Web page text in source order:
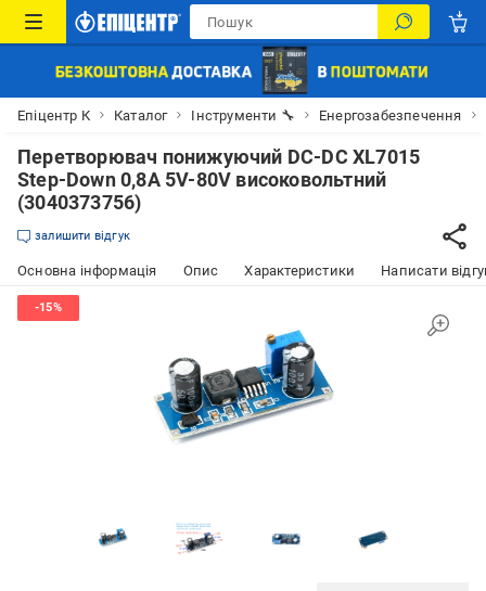
Епіцентр К Каталог Інструменти 🔧 Енергозабезпечення
Перетворювач понижуючий DC-DC XL7015
Step-Down 0,8A 5V-80V високовольтний
(3040373756)
залишити відгук
Основна інформація Опис Характеристики Написати